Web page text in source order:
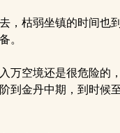
，枯弱坐镇的时间也
。
万空境还是很危险的
到金丹中期，到时候